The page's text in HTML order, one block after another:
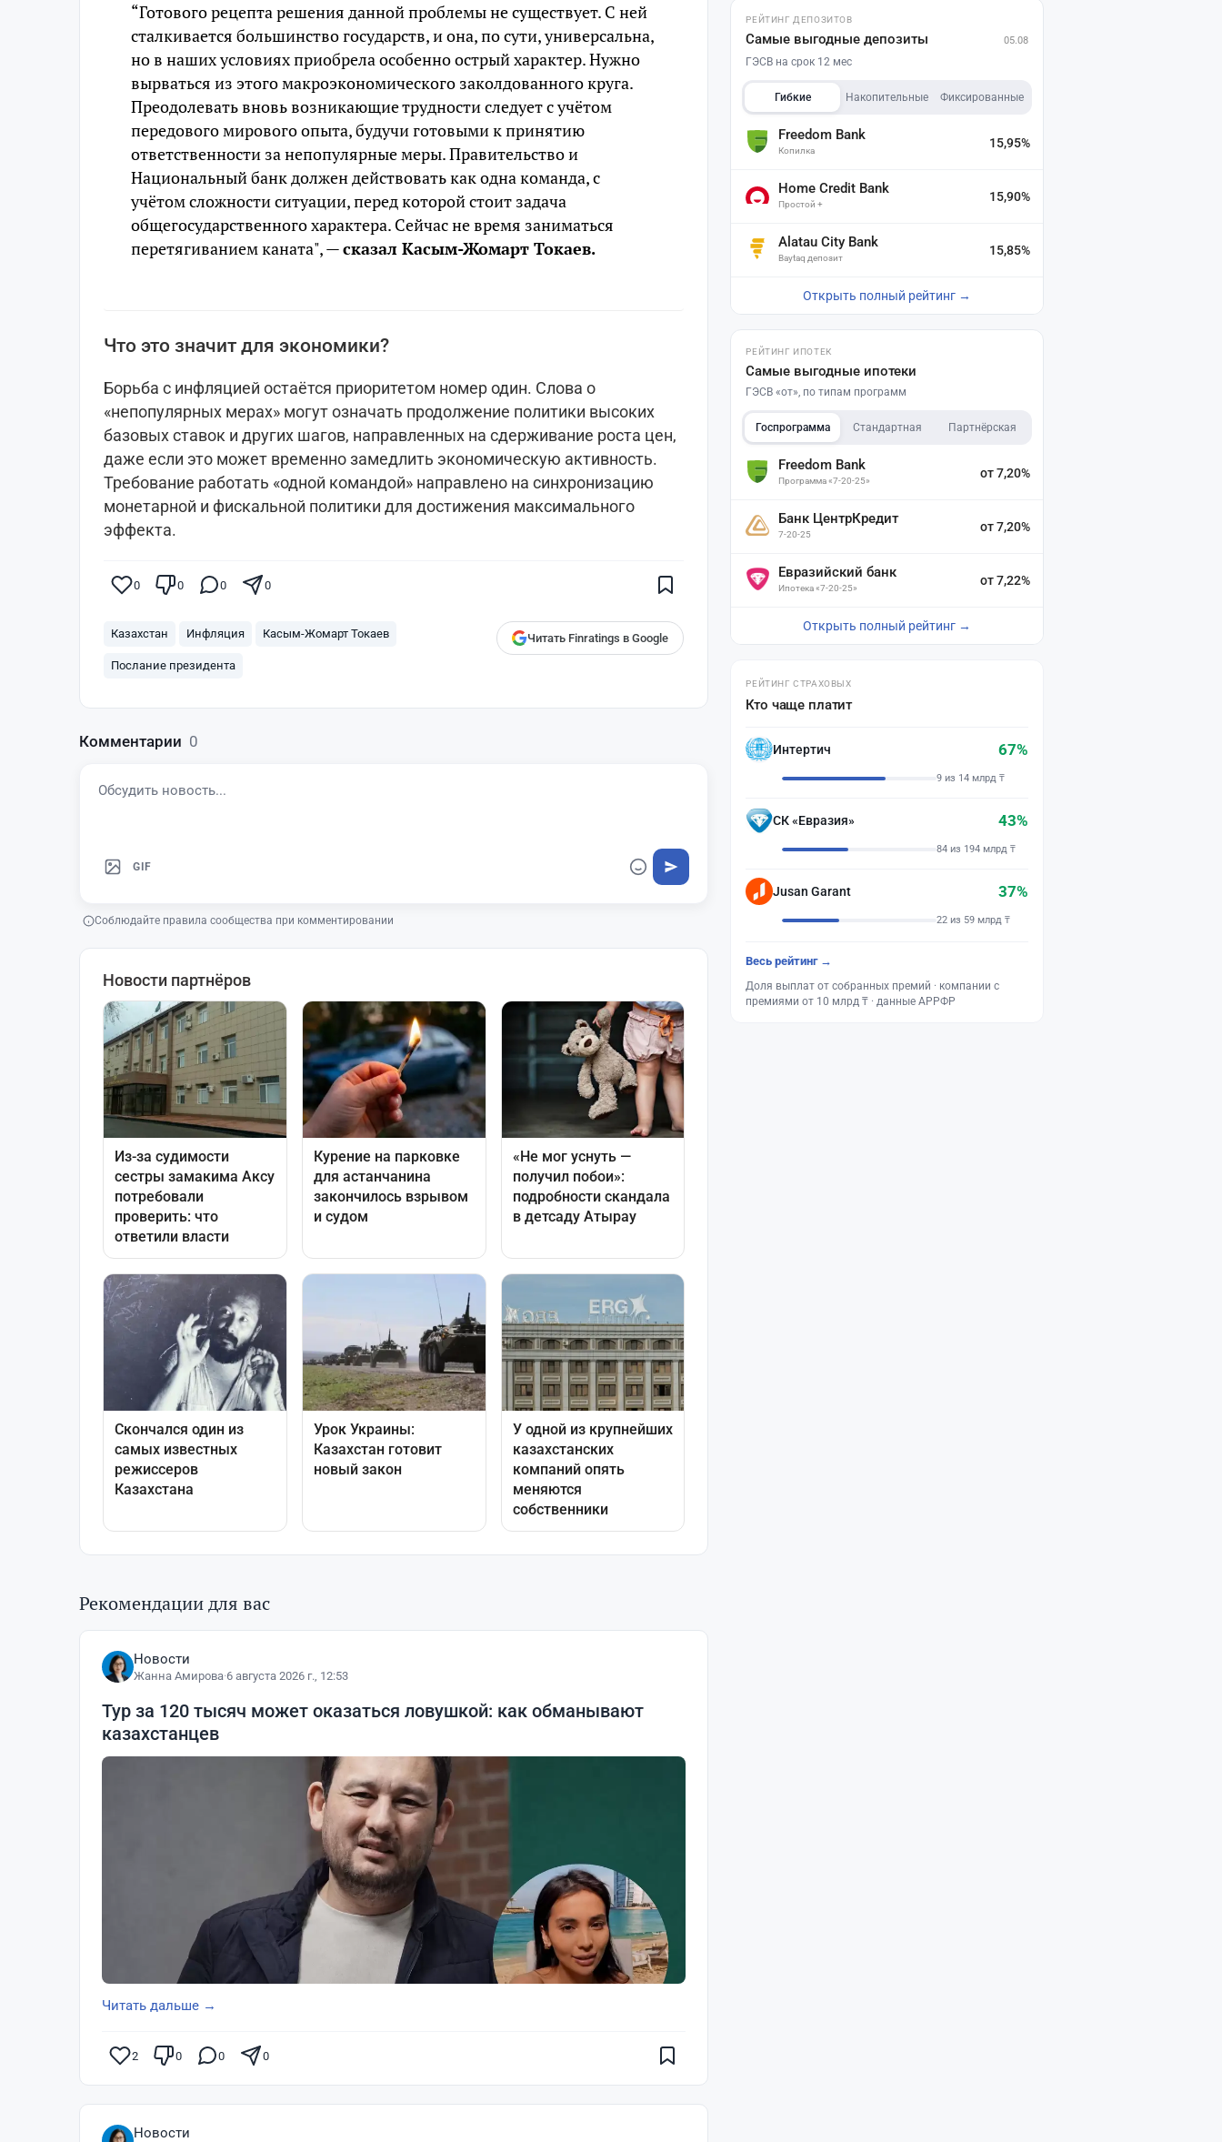
“Готового рецепта решения данной проблемы не существует. С ней
сталкивается большинство государств, и она, по сути, универсальна,
но в наших условиях приобрела особенно острый характер. Нужно
вырваться из этого макроэкономического заколдованного круга.
Преодолевать вновь возникающие трудности следует с учётом
передового мирового опыта, будучи готовыми к принятию
ответственности за непопулярные меры. Правительство и
Национальный банк должен действовать как одна команда, с
учётом сложности ситуации, перед которой стоит задача
общегосударственного характера. Сейчас не время заниматься
перетягиванием каната", —сказал Касым-Жомарт Токаев.
Что это значит для экономики?
Борьба с инфляцией остаётся приоритетом номер один. Слова о
«непопулярных мерах» могут означать продолжение политики высоких
базовых ставок и других шагов, направленных на сдерживание роста цен,
даже если это может временно замедлить экономическую активность.
Требование работать «одной командой» направлено на синхронизацию
монетарной и фискальной политики для достижения максимального
эффекта.
0 0 0 0
Казахстан Инфляция Касым-Жомарт Токаев
Послание президента
Читать Finratings в Google
Комментарии 0
GIF
Соблюдайте правила сообщества при комментировании
Рекомендации для вас
Новости
Жанна Амирова·6 августа 2026 г., 12:53
Тур за 120 тысяч может оказаться ловушкой: как обманывают
казахстанцев
Читать дальше →
2 0 0 0
Новости
РЕЙТИНГ ДЕПОЗИТОВ
Самые выгодные депозиты 05.08
ГЭСВ на срок 12 мес
Гибкие Накопительные Фиксированные
Freedom Bank
Копилка
15,95%
Home Credit Bank
Простой +
15,90%
Alatau City Bank
Baytaq депозит
15,85%
Открыть полный рейтинг →
РЕЙТИНГ ИПОТЕК
Самые выгодные ипотеки
ГЭСВ «от», по типам программ
Госпрограмма Стандартная Партнёрская
Freedom Bank
Программа «7-20-25»
от 7,20%
Банк ЦентрКредит
7-20-25
от 7,20%
Евразийский банк
Ипотека «7-20-25»
от 7,22%
Открыть полный рейтинг →
РЕЙТИНГ СТРАХОВЫХ
Кто чаще платит
Интертич 67%
9 из 14 млрд ₸
СК «Евразия» 43%
84 из 194 млрд ₸
Jusan Garant 37%
22 из 59 млрд ₸
Весь рейтинг →
Доля выплат от собранных премий · компании с
премиями от 10 млрд ₸ · данные АРРФР